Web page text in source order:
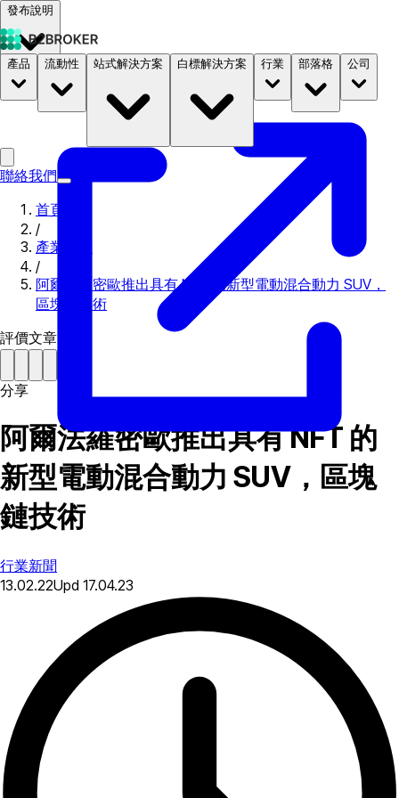
發布說明
文件 定價 B2STORE
產品 流動性 站式解決方案 白標解決方案 行業 部落格 公司
聯絡我們
首頁
/
產業新聞
/
阿爾法羅密歐推出具有 NFT 的新型電動混合動力 SUV，
區塊鏈技術
評價文章
分享
阿爾法羅密歐推出具有 NFT 的
新型電動混合動力 SUV，區塊
鏈技術
行業新聞
13.02.22Upd 17.04.23